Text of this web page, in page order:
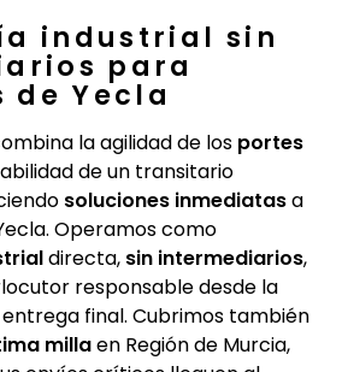
industrial sin
para
de Yecla
la agilidad de los portes
de un transitario
soluciones inmediatasa
Operamos como
directa, sin intermediarios,
responsable desde la
final. Cubrimos también
millaen Región de Murcia,